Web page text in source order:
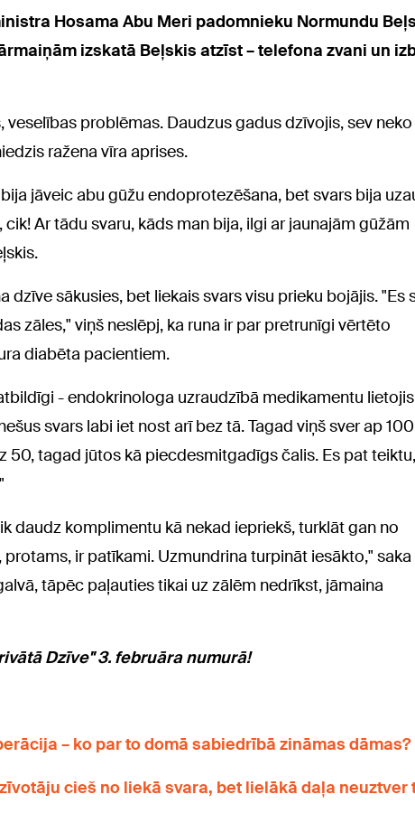
Hosama Abu Meri padomnieku Normundu
izskatā Beļskis atzīst – telefona zvani un
veselības problēmas. Daudzus gadus dzīvojis, sev neko
ražena vīra aprises.
jāveic abu gūžu endoprotezēšana, bet svars bija
Ar tādu svaru, kāds man bija, ilgi ar jaunajām gūžām
dzīve sākusies, bet liekais svars visu prieku bojājis. "Es
zāles," viņš neslēpj, ka runa ir par pretrunīgi vērtēto
diabēta pacientiem.
- endokrinologa uzraudzībā medikamentu
svars labi iet nost arī bez tā. Tagad viņš sver ap 100
50, tagad jūtos kā piecdesmitgadīgs čalis. Es pat
daudz komplimentu kā nekad iepriekš, turklāt gan no
protams, ir patīkami. Uzmundrina turpināt iesākto," saka
tāpēc paļauties tikai uz zālēm nedrīkst, jāmaina
Dzīve" 3. februāra numurā!
– ko par to domā sabiedrībā zināmas dāmas?
cieš no liekā svara, bet lielākā daļa neuztver